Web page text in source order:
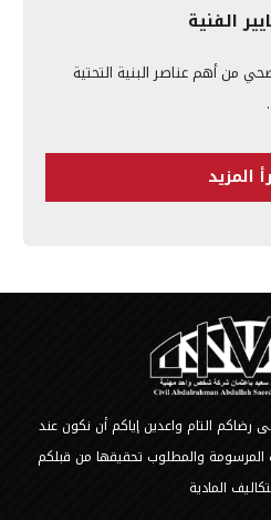
الفنية
من أهم عناصر البنية التحتية
المزيد
رضاكم التام واعدين إياكم أن نكون عند
والمطلوب تحقيقها من قبلكم
المادية